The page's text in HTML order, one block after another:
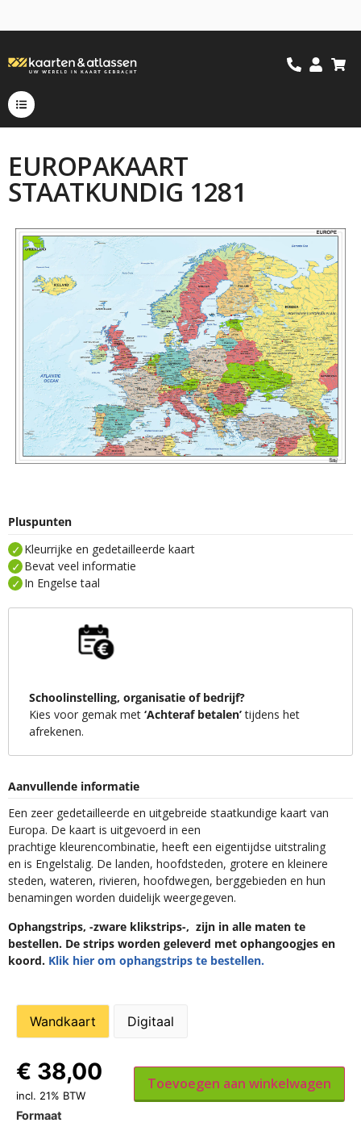
EUROPAKAART
STAATKUNDIG 1281
Pluspunten
Kleurrijke en gedetailleerde kaart
Bevat veel informatie
In Engelse taal
Schoolinstelling, organisatie of bedrijf?
Kies voor gemak met ‘Achteraf betalen’tijdens het
afrekenen.
Aanvullende informatie
Een zeer gedetailleerde en uitgebreide staatkundige kaart van
Europa. De kaart is uitgevoerd in een
prachtige kleurencombinatie, heeft een eigentijdse uitstraling
en is Engelstalig. De landen, hoofdsteden, grotere en kleinere
steden, wateren, rivieren, hoofdwegen, berggebieden en hun
benamingen worden duidelijk weergegeven.
Ophangstrips, -zware klikstrips-, zijn in alle maten te
bestellen. De strips worden geleverd met ophangoogjes en
koord. Klik hier om ophangstrips te bestellen.
Wandkaart Digitaal
Formaat
€ 38,00
incl. 21% BTW
Toevoegen aan winkelwagen